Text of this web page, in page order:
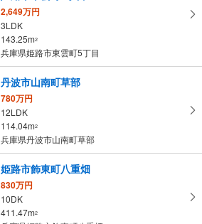
2,649万円
3LDK
143.25m2
兵庫県姫路市東雲町5丁目
丹波市山南町草部
780万円
12LDK
114.04m2
兵庫県丹波市山南町草部
姫路市飾東町八重畑
830万円
10DK
411.47m2